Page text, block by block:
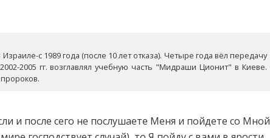
с 1989 года (после 10 лет отказа). Четыре года вёл передачу
2005 гг. возглавлял учебную часть "Мидраши Ционит" в Киеве.
и после сего не послушаете Меня и пойдете со Мной